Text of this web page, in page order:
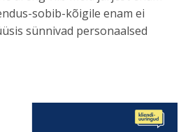
sobib-kõigile enam ei
sünnivad personaalsed